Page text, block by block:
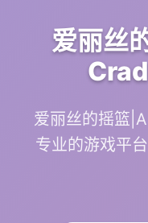
爱丽丝
爱丽丝的摇篮
专业的游戏平